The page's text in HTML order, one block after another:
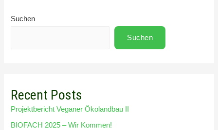
Suchen
Suchen
Recent Posts
Projektbericht Veganer Ökolandbau II
BIOFACH 2025 – Wir Kommen!